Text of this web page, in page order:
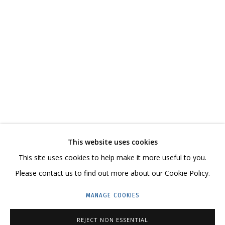
СВЯЖИТЕСЬ С НАМИ:
+7 (495) 635-02-35
HELLO@GRIDCHINHALL.COM
ПОДПИШИТЕСЬ НА ОБНОВЛЕНИЯ
143422, РОССИЯ, МОСКОВСКАЯ ОБЛАСТЬ,
This website uses cookies
This site uses cookies to help make it more useful to you.
Please contact us to find out more about our Cookie Policy.
MANAGE COOKIES
REJECT NON ESSENTIAL